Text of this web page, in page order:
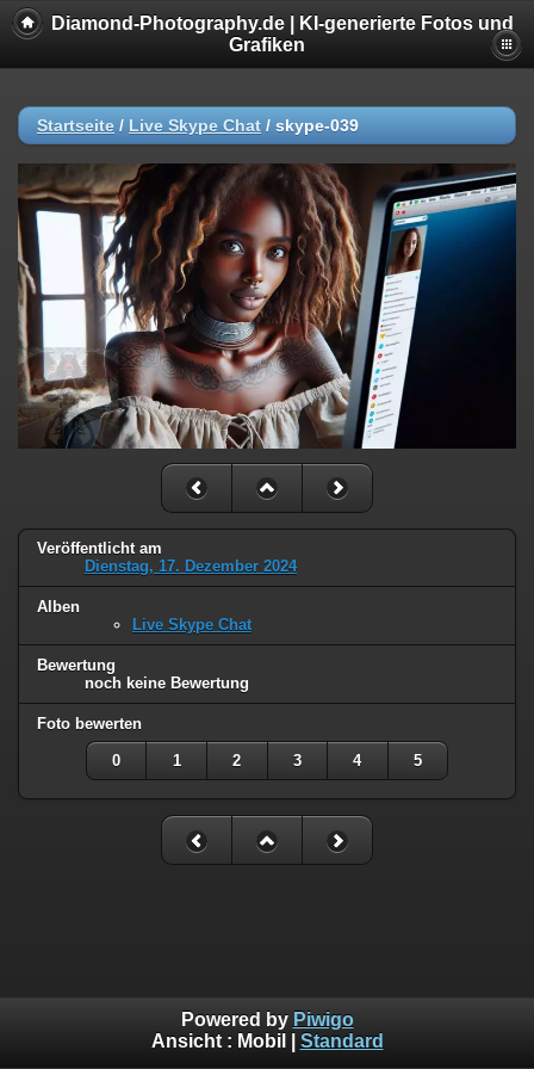
Diamond-Photography.de | KI-generierte Fotos und
Grafiken
Startseite / Live Skype Chat / skype-039
Veröffentlicht am
Dienstag, 17. Dezember 2024
Alben
Live Skype Chat
Bewertung
noch keine Bewertung
Foto bewerten
0 1 2 3 4 5
Powered by Piwigo
Ansicht : Mobil Standard